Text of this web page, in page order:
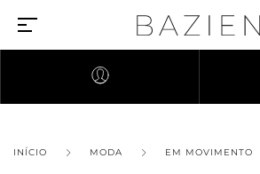
INÍCIO MODA EM MOVIMENTO